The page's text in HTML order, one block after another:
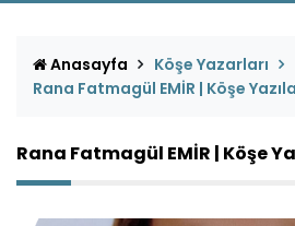
Anasayfa
Köşe Yazarları
Rana Fatmagül EMİR | Köşe
Rana Fatmagül EMİR | Köşe